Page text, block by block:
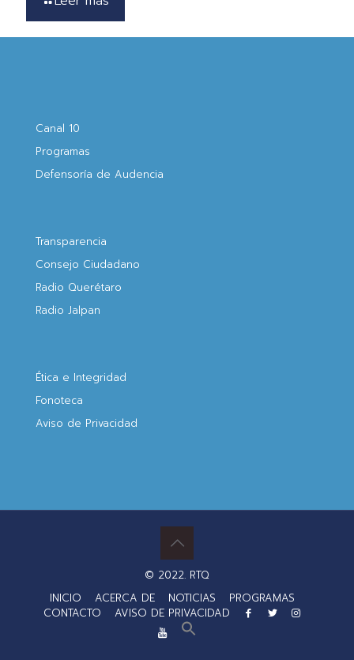
Canal 10
Programas
Defensoría de Audencia
Transparencia
Consejo Ciudadano
Radio Querétaro
Radio Jalpan
Ética e Integridad
Fonoteca
Aviso de Privacidad
© 2022. RTQ
INICIO
ACERCA DE NOTICIAS
PROGRAMAS
CONTACTO
AVISO DE PRIVACIDAD